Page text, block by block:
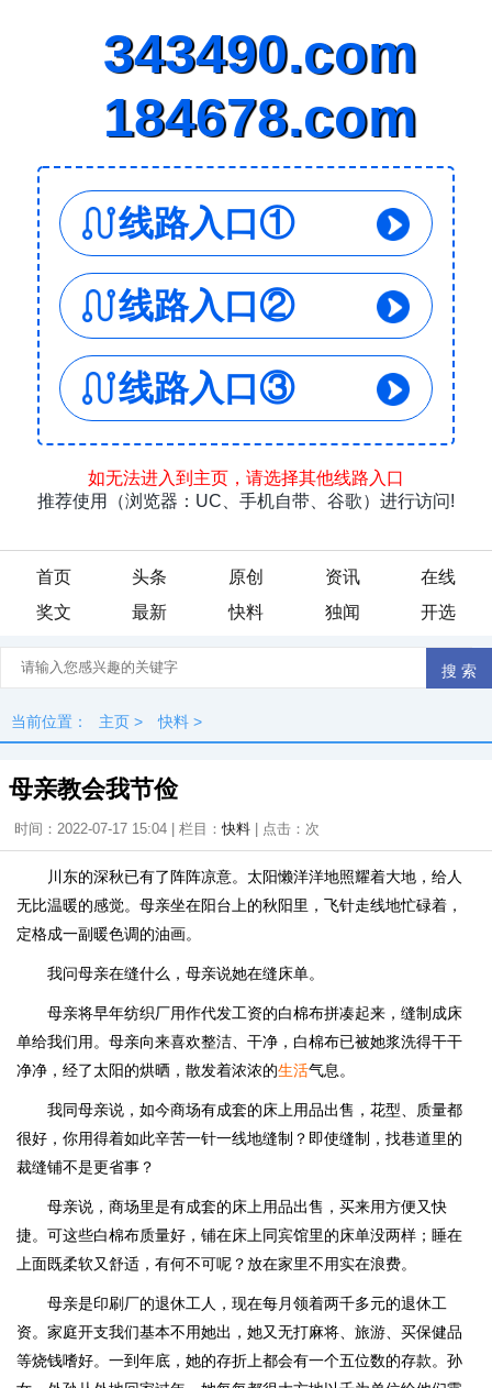
首页 头条 原创 资讯
在线
奖文
最新 快料 独闻 开选
当前位置： 主页 > 快料 >
母亲教会我节俭
时间：2022-07-17 15:04 | 栏目：快料 | 点击： 次
川东的深秋已有了阵阵凉意。太阳懒洋洋地照耀着大地，给人
无比温暖的感觉。母亲坐在阳台上的秋阳里，飞针走线地忙碌着，
定格成一副暖色调的油画。
我问母亲在缝什么，母亲说她在缝床单。
母亲将早年纺织厂用作代发工资的白棉布拼凑起来，缝制成床
单给我们用。母亲向来喜欢整洁、干净，白棉布已被她浆洗得干干
净净，经了太阳的烘晒，散发着浓浓的生活气息。
我同母亲说，如今商场有成套的床上用品出售，花型、质量都
很好，你用得着如此辛苦一针一线地缝制？即使缝制，找巷道里的
裁缝铺不是更省事？
母亲说，商场里是有成套的床上用品出售，买来用方便又快
捷。可这些白棉布质量好，铺在床上同宾馆里的床单没两样；睡在
上面既柔软又舒适，有何不可呢？放在家里不用实在浪费。
母亲是印刷厂的退休工人，现在每月领着两千多元的退休工
资。家庭开支我们基本不用她出，她又无打麻将、旅游、买保健品
等烧钱嗜好。一到年底，她的存折上都会有一个五位数的存款。孙